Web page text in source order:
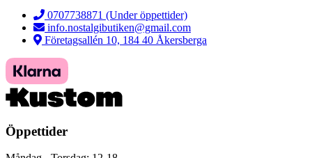
0707738871 (Under öppettider)
info.nostalgibutiken@gmail.com
Företagsallén 10, 184 40 Åkersberga
Öppettider